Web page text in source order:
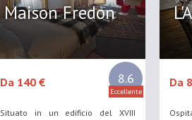
Maison Fredon
8.6
Eccellente
Da 140 €
Situato in un edificio del XVIII
Da